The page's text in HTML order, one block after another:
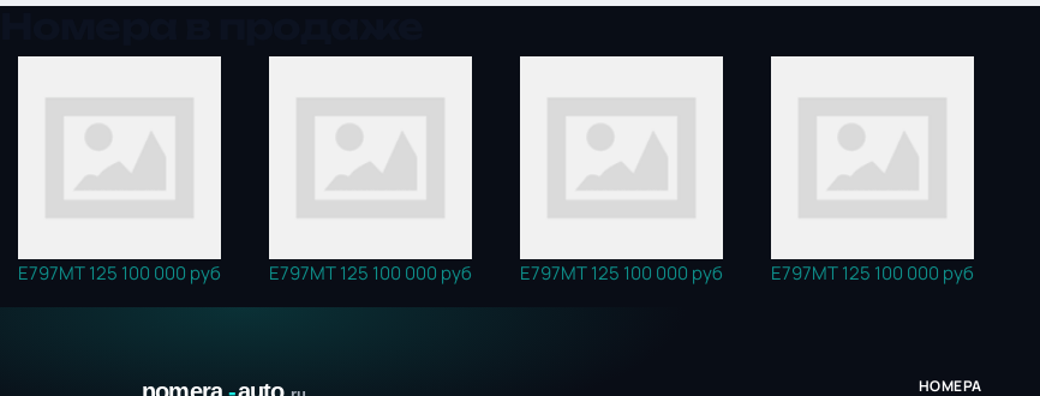
Е797МТ 125 100 000 руб Е797МТ 125 100 000 руб Е797МТ 125 100 000 руб Е797МТ 125 100 000 руб
НОМЕРА